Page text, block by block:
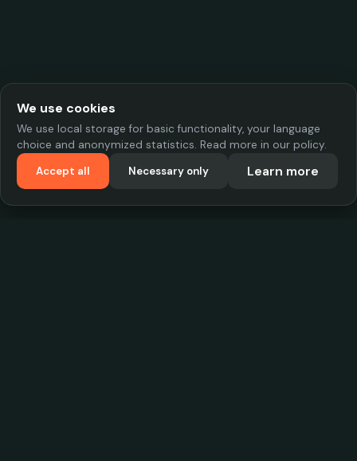
We use cookies
We use local storage for basic functionality, your language
choice and anonymized statistics. Read more in our policy.
Accept all
Necessary only Learn more